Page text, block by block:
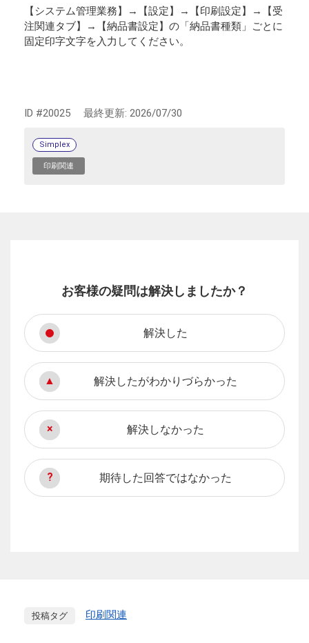
【システム管理業務】→【設定】→【印刷設定】→【受
注関連タブ】→【納品書設定】の「納品書種類」ごとに
固定印字文字を入力してください。
ID #20025 最終更新: 2026/07/30
Simplex
印刷関連
お客様の疑問は解決しましたか？
解決した
解決したがわかりづらかった
解決しなかった
期待した回答ではなかった
投稿タグ 印刷関連